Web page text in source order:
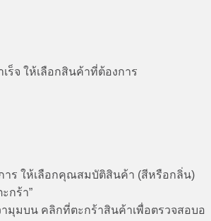
ร็จ ให้เลือกสินค้าที่ต้องการ
าร ให้เลือกคุณสมบัติสินค้า (สีหรือกลิ่น)
กร้า”
มุมบน คลิกที่ตะกร้าสินค้าเพื่อตรวจสอบอ